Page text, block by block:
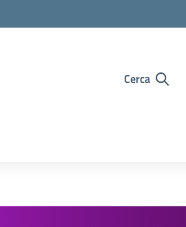
Cerca